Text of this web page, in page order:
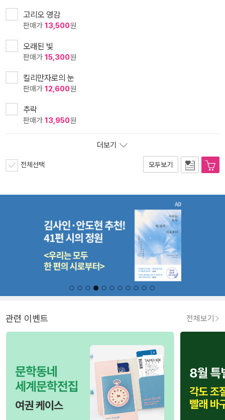
고리오 영감
판매가 13,500원
오래된 빛
판매가 15,300원
킬리만자로의 눈
판매가 12,600원
추락
판매가 13,950원
더보기
전체선택 모두보기
관련 이벤트 전체보기